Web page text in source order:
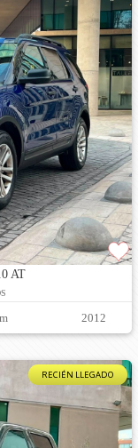
AT
2012
RECIÉN LLEGADO